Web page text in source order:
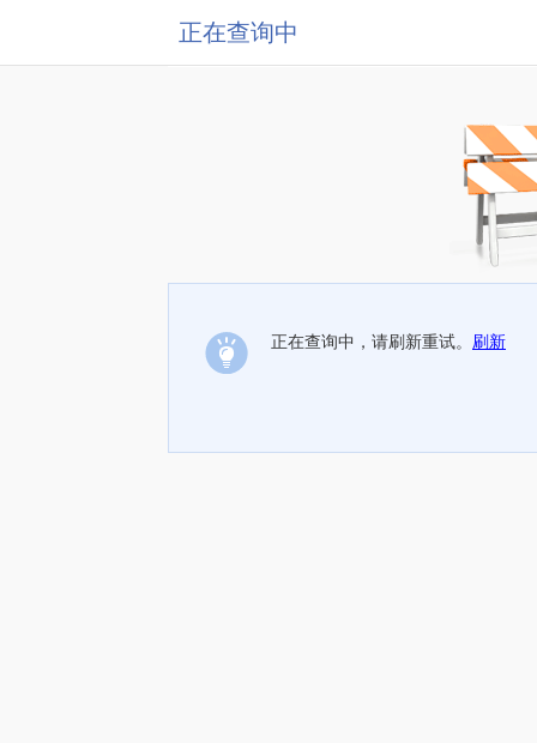
正在查询中
正在查询中，请刷新重试。 刷新